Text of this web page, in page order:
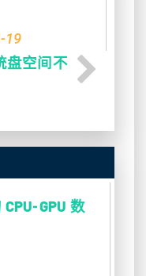
19
盘空间不
数